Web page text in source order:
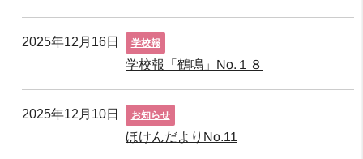
2025年12月16日 学校報
学校報「鶴鳴」No.１８
2025年12月10日 お知らせ
ほけんだよりNo.11